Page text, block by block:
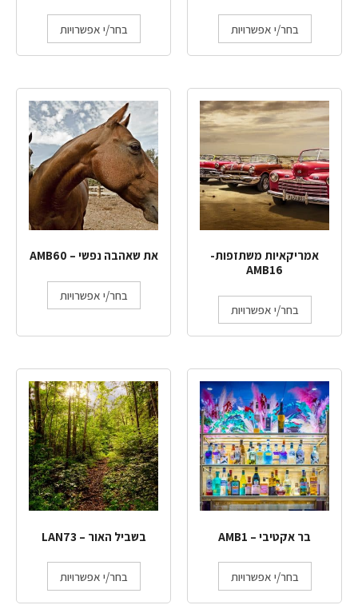
בחר/י אפשרויות בחר/י אפשרויות
אמריקאיות משתזפות-
AMB16
בחר/י אפשרויות
את שאהבה נפשי – AMB60
בחר/י אפשרויות
בר אקטיבי – AMB1
בחר/י אפשרויות
בשביל האור – LAN73
בחר/י אפשרויות